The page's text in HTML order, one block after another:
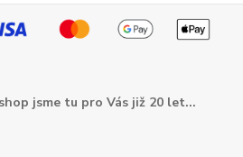
jsme tu pro Vás již 20 let...